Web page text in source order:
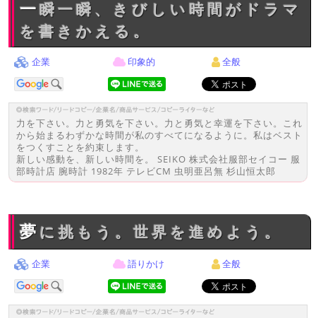
一瞬一瞬、きびしい時間がドラマ
を書きかえる。
企業 印象的 全般
力を下さい。力と勇気を下さい。力と勇気と幸運を下さい。これ
から始まるわずかな時間が私のすべてになるように。私はベスト
をつくすことを約束します。
新しい感動を、新しい時間を。 SEIKO 株式会社服部セイコー 服
部時計店 腕時計 1982年 テレビCM 虫明亜呂無 杉山恒太郎
夢に挑もう。世界を進めよう。
企業 語りかけ 全般